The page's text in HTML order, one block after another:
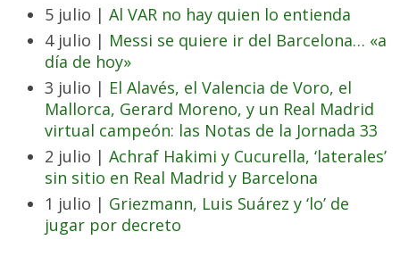
5 julio | Al VAR no hay quien lo entienda
4 julio | Messi se quiere ir del Barcelona… «a
día de hoy»
3 julio | El Alavés, el Valencia de Voro, el
Mallorca, Gerard Moreno, y un Real Madrid
virtual campeón: las Notas de la Jornada 33
2 julio | Achraf Hakimi y Cucurella, ‘laterales’
sin sitio en Real Madrid y Barcelona
1 julio | Griezmann, Luis Suárez y ‘lo’ de
jugar por decreto